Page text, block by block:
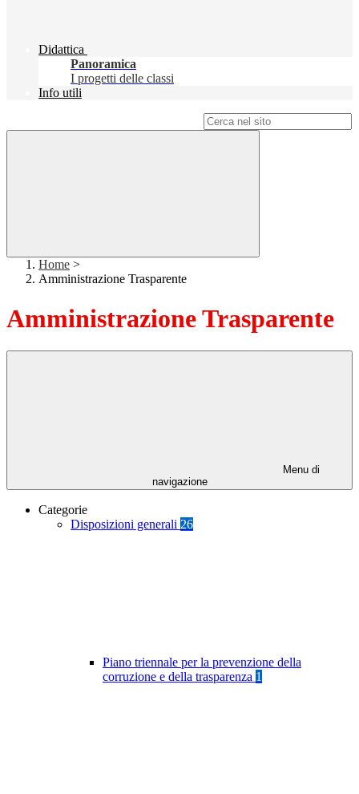
Didattica
Panoramica
I progetti delle classi
Info utili
Home >
Amministrazione Trasparente
Amministrazione Trasparente
Menu di
navigazione
Categorie
Disposizioni generali 26
Piano triennale per la prevenzione della
corruzione e della trasparenza 1